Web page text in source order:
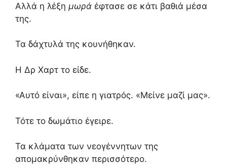
Αλλά η λέξη μωρά έφτασε σε κάτι βαθιά μέσα
της.
Τα δάχτυλά της κουνήθηκαν.
Η Δρ Χαρτ το είδε.
«Αυτό είναι», είπε η γιατρός. «Μείνε μαζί μας».
Τότε το δωμάτιο έγειρε.
Τα κλάματα των νεογέννητων της
απομακρύνθηκαν περισσότερο.